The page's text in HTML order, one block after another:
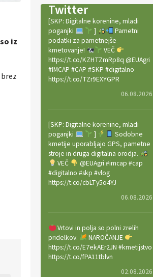
iz
Twitter
[SKP: Digitalne korenine, mladi
poganjki
]
Pametni
podatki za pametnejše
kmetovanje!
VEČ
https://t.co/KZHTZmRp8q @EUAgri
#IMCAP #CAP #SKP #digitalno
https://t.co/TZr9EXYGPR
06.08.2026
[SKP: Digitalne korenine, mladi
poganjki
]
Sodobne
kmetije uporabljajo GPS, pametne
stroje in druga digitalna orodja.
VEČ
@EUAgri #imcap #cap
#digitalno #skp #vlog
https://t.co/cbLTy5o4YJ
06.08.2026
Vrtovi in polja so polni zrelih
pridelkov.
NAROČANJE
https://t.co/E7ekAEr2JN #kmetijstvo
https://t.co/fPA11tblvn
02.08.2026